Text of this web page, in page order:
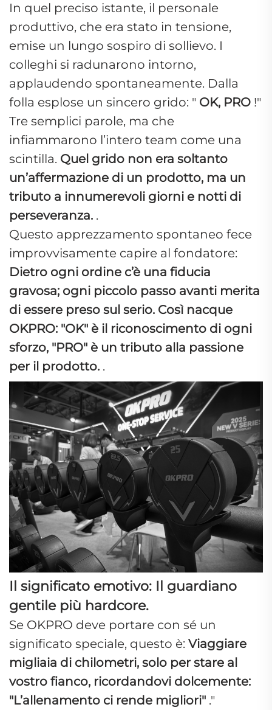
In quel preciso istante, il personale
produttivo, che era stato in tensione,
emise un lungo sospiro di sollievo. I
colleghi si radunarono intorno,
applaudendo spontaneamente. Dalla
folla esplose un sincero grido: " OK, PRO !"
Tre semplici parole, ma che
infiammarono l’intero team come una
scintilla. Quel grido non era soltanto
un’affermazione di un prodotto, ma un
tributo a innumerevoli giorni e notti di
perseveranza. .
Questo apprezzamento spontaneo fece
improvvisamente capire al fondatore:
Dietro ogni ordine c’è una fiducia
gravosa; ogni piccolo passo avanti merita
di essere preso sul serio. Così nacque
OKPRO: "OK" è il riconoscimento di ogni
sforzo, "PRO" è un tributo alla passione
per il prodotto. .
Il significato emotivo: Il guardiano
gentile più hardcore.
Se OKPRO deve portare con sé un
significato speciale, questo è: Viaggiare
migliaia di chilometri, solo per stare al
vostro fianco, ricordandovi dolcemente:
"L’allenamento ci rende migliori" ."